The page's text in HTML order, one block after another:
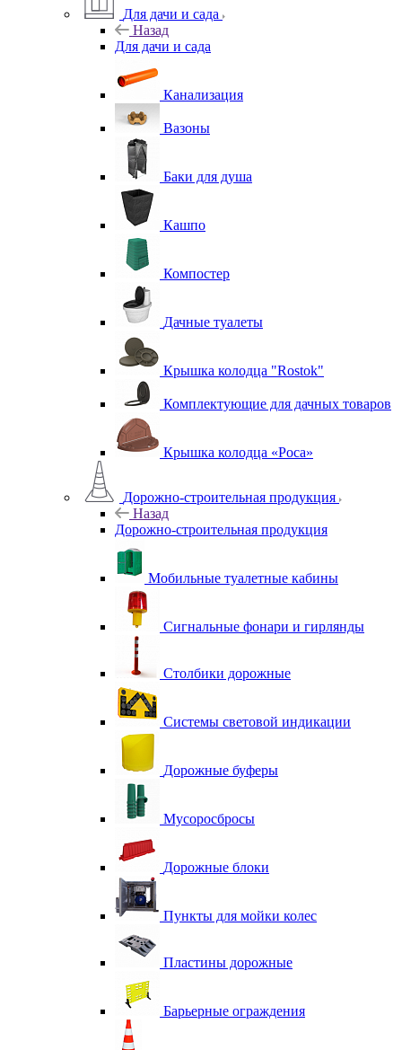
Для дачи и сада
Назад
Для дачи и сада
Канализация
Вазоны
Баки для душа
Кашпо
Компостер
Дачные туалеты
Крышка колодца "Rostok"
Комплектующие для дачных товаров
Крышка колодца «Роса»
Дорожно-строительная продукция
Назад
Дорожно-строительная продукция
Мобильные туалетные кабины
Сигнальные фонари и гирлянды
Столбики дорожные
Системы световой индикации
Дорожные буферы
Мусоросбросы
Дорожные блоки
Пункты для мойки колес
Пластины дорожные
Барьерные ограждения